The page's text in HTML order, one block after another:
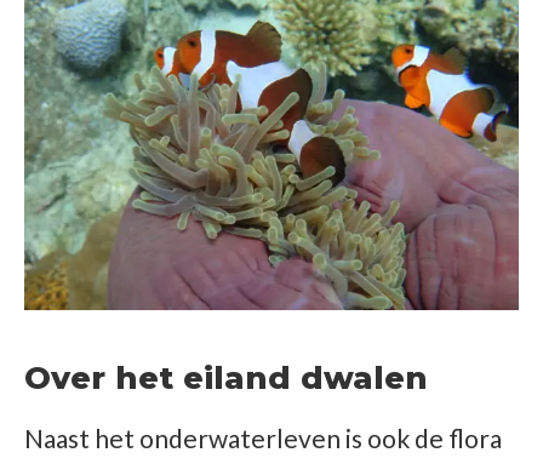
Over het eiland dwalen
Naast het onderwaterleven is ook de flora